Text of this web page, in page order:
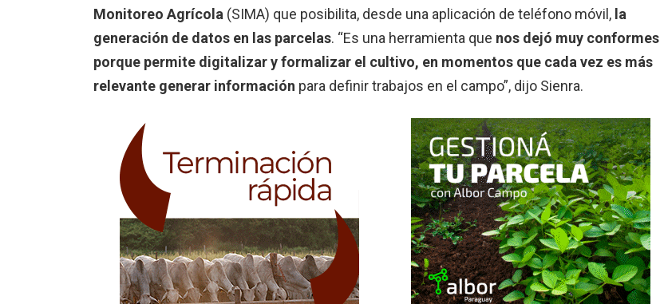
Monitoreo Agrícola (SIMA) que posibilita, desde una aplicación de teléfono móvil, la
generación de datos en las parcelas. “Es una herramienta que nos dejó muy conformes
porque permite digitalizar y formalizar el cultivo, en momentos que cada vez es más
relevante generar información para definir trabajos en el campo”, dijo Sienra.